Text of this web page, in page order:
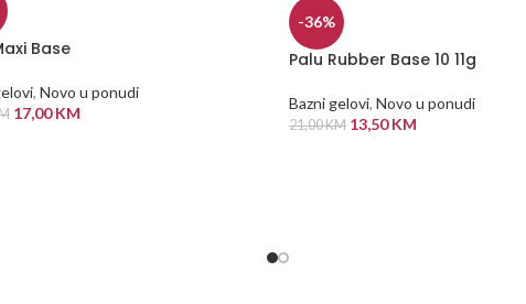
Base
, Novo u ponudi
17,00KM
-36%
Palu Rubber Base 10 11g
Bazni gelovi, Novo u ponudi
21,00KM 13,50KM